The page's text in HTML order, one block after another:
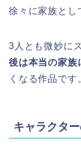
徐々に家族とし
3人とも微妙に
後は本当の家族
くなる作品です
キャラクタ